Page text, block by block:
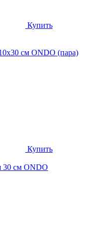
Купить
см ONDO (пара)
Купить
30 cм ONDO